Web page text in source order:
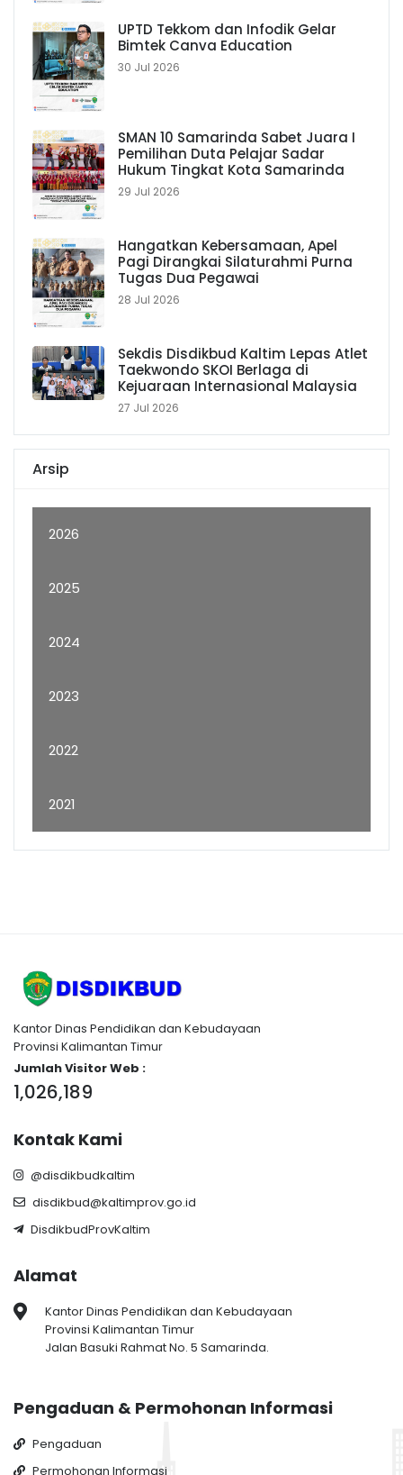
UPTD Tekkom dan Infodik Gelar
Bimtek Canva Education
30 Jul 2026
SMAN 10 Samarinda Sabet Juara I
Pemilihan Duta Pelajar Sadar
Hukum Tingkat Kota Samarinda
29 Jul 2026
Hangatkan Kebersamaan, Apel
Pagi Dirangkai Silaturahmi Purna
Tugas Dua Pegawai
28 Jul 2026
Sekdis Disdikbud Kaltim Lepas Atlet
Taekwondo SKOI Berlaga di
Kejuaraan Internasional Malaysia
27 Jul 2026
Arsip
2026
2025
2024
2023
2022
2021
Kantor Dinas Pendidikan dan Kebudayaan
Provinsi Kalimantan Timur
Jumlah Visitor Web :
1,026,189
Kontak Kami
@disdikbudkaltim
disdikbud@kaltimprov.go.id
DisdikbudProvKaltim
Alamat
Kantor Dinas Pendidikan dan Kebudayaan
Provinsi Kalimantan Timur
Jalan Basuki Rahmat No. 5 Samarinda.
Pengaduan & Permohonan Informasi
Pengaduan
Permohonan Informasi